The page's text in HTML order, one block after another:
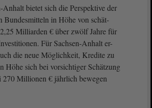
Anhalt bietet sich die Perspektive der
Bundesmitteln in Höhe von schät-
Milliarden € über zwölf Jahre für
Für Sachsen-Anhalt er-
die neue Möglichkeit, Kredite zu
Höhe sich bei vorsichtiger Schätzung
270 Millionen € jährlich bewegen